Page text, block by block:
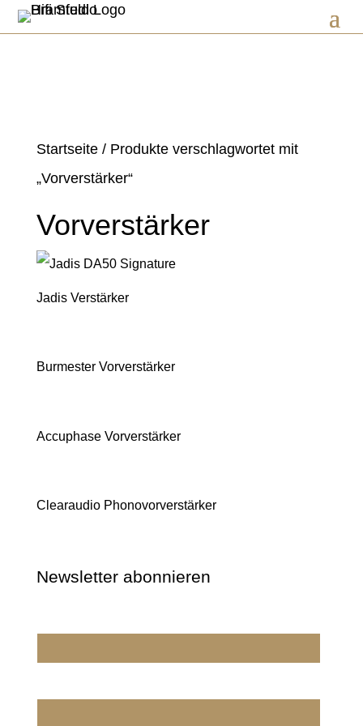
Startseite/ Produkte verschlagwortet mit
„Vorverstärker“
Vorverstärker
Jadis Verstärker
Burmester Vorverstärker
Accuphase Vorverstärker
Clearaudio Phonovorverstärker
Newsletter abonnieren